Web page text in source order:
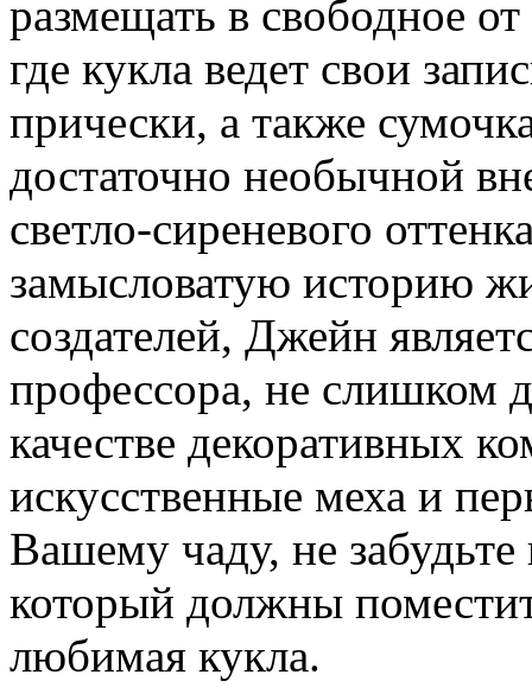
размещать в свободное
где кукла ведет свои
прически, а также
достаточно необычной
светло-сиреневого
замысловатую историю
создателей, Джейн
профессора, не слишком
качестве декоративных
искусственные меха и
Вашему чаду, не
который должны
любимая кукла.